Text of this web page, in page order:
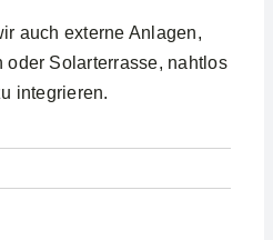
auch externe Anlagen,
oder Solarterrasse, nahtlos
integrieren.